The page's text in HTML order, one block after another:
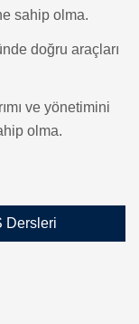
sahip olma.
doğru araçları
ve yönetimini
olma.
Dersleri